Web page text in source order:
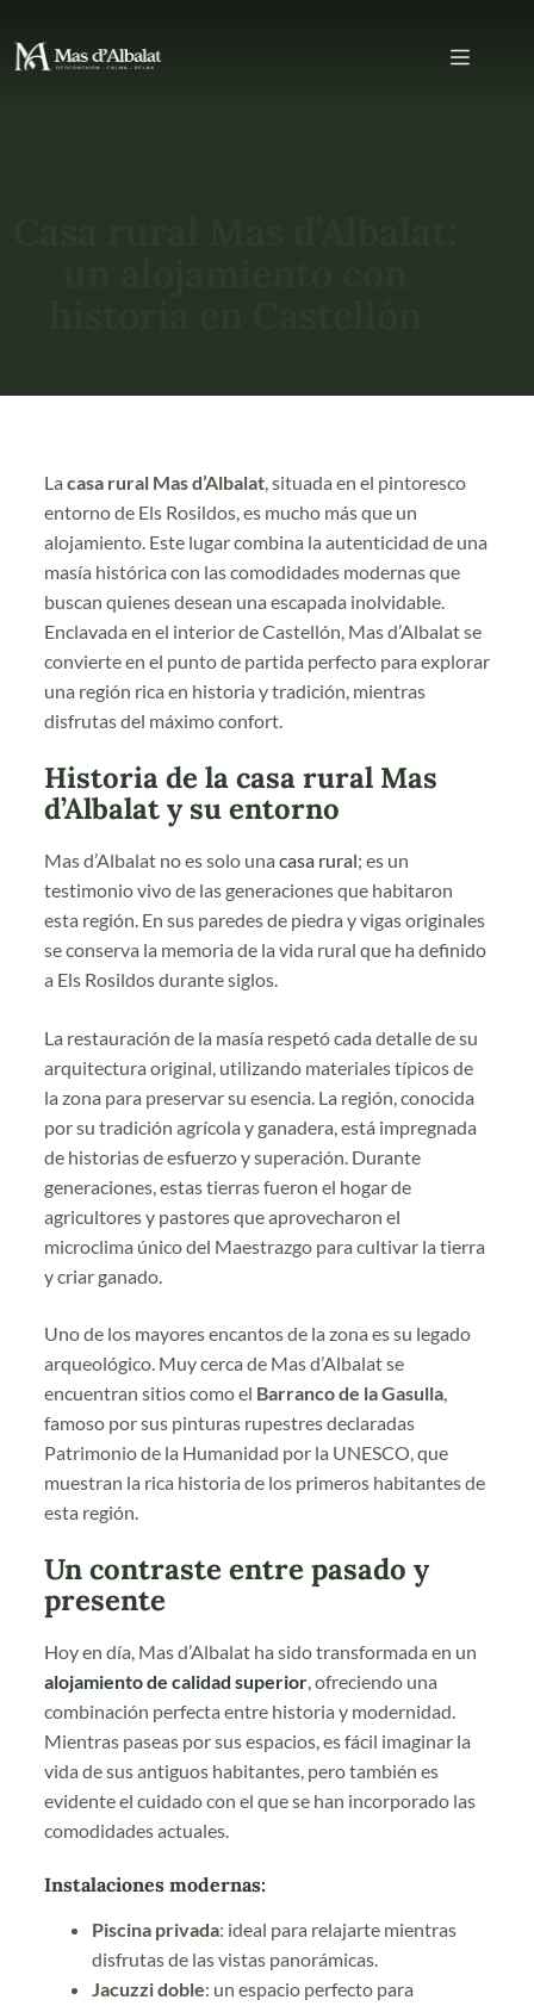
La casa rural Mas d’Albalat, situada en el pintoresco
entorno de Els Rosildos, es mucho más que un
alojamiento. Este lugar combina la autenticidad de una
masía histórica con las comodidades modernas que
buscan quienes desean una escapada inolvidable.
Enclavada en el interior de Castellón, Mas d’Albalat se
convierte en el punto de partida perfecto para explorar
una región rica en historia y tradición, mientras
disfrutas del máximo confort.
Historia de la casa rural Mas
d’Albalat y su entorno
Mas d’Albalat no es solo una casa rural; es un
testimonio vivo de las generaciones que habitaron
esta región. En sus paredes de piedra y vigas originales
se conserva la memoria de la vida rural que ha definido
a Els Rosildos durante siglos.
La restauración de la masía respetó cada detalle de su
arquitectura original, utilizando materiales típicos de
la zona para preservar su esencia. La región, conocida
por su tradición agrícola y ganadera, está impregnada
de historias de esfuerzo y superación. Durante
generaciones, estas tierras fueron el hogar de
agricultores y pastores que aprovecharon el
microclima único del Maestrazgo para cultivar la tierra
y criar ganado.
Uno de los mayores encantos de la zona es su legado
arqueológico. Muy cerca de Mas d’Albalat se
encuentran sitios como el Barranco de la Gasulla,
famoso por sus pinturas rupestres declaradas
Patrimonio de la Humanidad por la UNESCO, que
muestran la rica historia de los primeros habitantes de
esta región.
Un contraste entre pasado y
presente
Hoy en día, Mas d’Albalat ha sido transformada en un
alojamiento de calidad superior, ofreciendo una
combinación perfecta entre historia y modernidad.
Mientras paseas por sus espacios, es fácil imaginar la
vida de sus antiguos habitantes, pero también es
evidente el cuidado con el que se han incorporado las
comodidades actuales.
Instalaciones modernas:
Piscina privada: ideal para relajarte mientras
disfrutas de las vistas panorámicas.
Jacuzzi doble: un espacio perfecto para